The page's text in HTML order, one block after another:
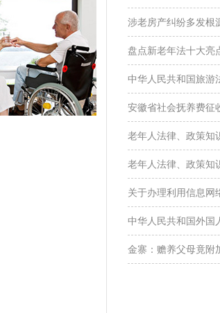
涉老房产纠纷多发根
盘点新老年法十大亮
中华人民共和国旅游
安徽省社会抚养费征
老年人法律、政策知
老年人法律、政策知
关于办理利用信息网
中华人民共和国外国
金寨：赡养父母竟附